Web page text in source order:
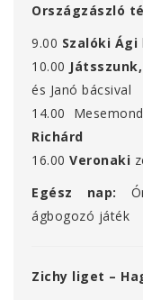
Országzászló
9.00 Szalóki Ági
10.00
és Janó bácsival
14.00
Richárd
16.00 Veronaki
Egész nap:
ágbogozó játék
Zichy liget –